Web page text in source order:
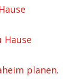
Hause
planen.